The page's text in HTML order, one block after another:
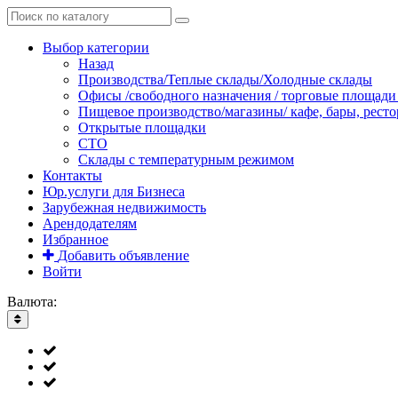
Выбор категории
Назад
Производства/Теплые склады/Холодные склады
Офисы /свободного назначения / торговые площади
Пищевое производство/магазины/ кафе, бары,
Открытые площадки
СТО
Склады с температурным режимом
Контакты
Юр.услуги для Бизнеса
Зарубежная недвижимость
Арендодателям
Избранное
Добавить объявление
Войти
Валюта: